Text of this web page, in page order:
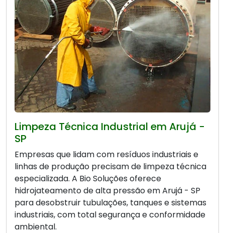
Limpeza Técnica Industrial em Arujá -
SP
Empresas que lidam com resíduos industriais e
linhas de produção precisam de limpeza técnica
especializada. A Bio Soluções oferece
hidrojateamento de alta pressão em Arujá - SP
para desobstruir tubulações, tanques e sistemas
industriais, com total segurança e conformidade
ambiental.